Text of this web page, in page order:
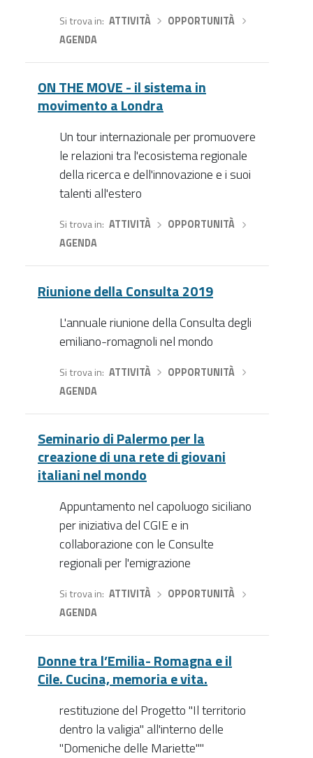
Si trova in ATTIVITÀ› OPPORTUNITÀ
AGENDA
ON THE MOVE - il sistema in
movimento a Londra
Un tour internazionale per promuovere
le relazioni tra l'ecosistema regionale
della ricerca e dell'innovazione e i suoi
talenti all'estero
Si trova in ATTIVITÀ› OPPORTUNITÀ
AGENDA
Riunione della Consulta 2019
L'annuale riunione della Consulta degli
emiliano-romagnoli nel mondo
Si trova in ATTIVITÀ› OPPORTUNITÀ
AGENDA
Seminario di Palermo per la
creazione di una rete di giovani
italiani nel mondo
Appuntamento nel capoluogo siciliano
per iniziativa del CGIE e in
collaborazione con le Consulte
regionali per l'emigrazione
Si trova in ATTIVITÀ› OPPORTUNITÀ
AGENDA
Donne tra l’Emilia- Romagna e il
Cile. Cucina, memoria e vita.
restituzione del Progetto "Il territorio
dentro la valigia" all'interno delle
"Domeniche delle Mariette""